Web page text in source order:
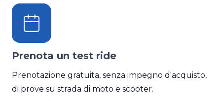
Prenota un test ride
Prenotazione gratuita, senza impegno d'acquisto,
di prove su strada di moto e scooter.